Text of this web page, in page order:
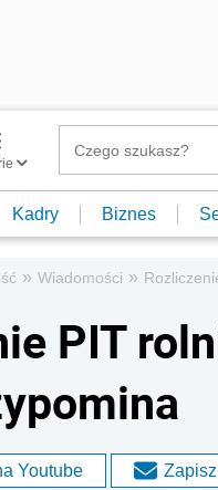
Kadry Biznes
» Wiadomości »
PIT
Youtube